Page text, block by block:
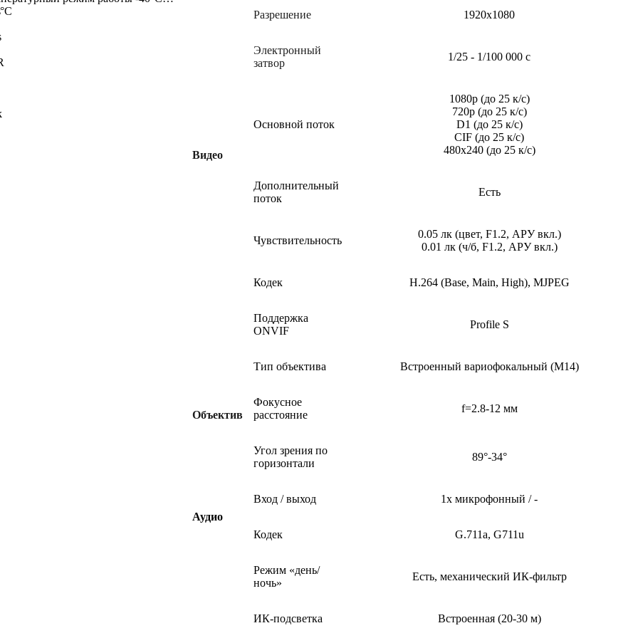
Видео
Разрешение 1920x1080
Электронный
затвор
1/25 - 1/100 000 c
Основной поток
1080p (до 25 к/с)
720p (до 25 к/с)
D1 (до 25 к/с)
CIF (до 25 к/с)
480x240 (до 25 к/с)
Дополнительный
поток
Есть
Чувствительность
0.05 лк (цвет, F1.2, АРУ вкл.)
0.01 лк (ч/б, F1.2, АРУ вкл.)
Кодек H.264 (Base, Main, High), MJPEG
Поддержка
ONVIF
Profile S
Объектив
Тип объектива Встроенный вариофокальный (M14)
Фокусное
расстояние
f=2.8-12 мм
Угол зрения по
горизонтали
89°-34°
Аудио
Вход / выход 1x микрофонный / -
Кодек G.711a, G711u
Режим «день/
ночь»
Есть, механический ИК-фильтр
ИК-подсветка Встроенная (20-30 м)